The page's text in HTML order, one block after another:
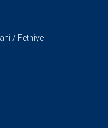
/ Fethiye